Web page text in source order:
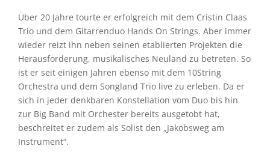
Über 20 Jahre tourte er erfolgreich mit dem Cristin Claas
Trio und dem Gitarrenduo Hands On Strings. Aber immer
wieder reizt ihn neben seinen etablierten Projekten die
Herausforderung, musikalisches Neuland zu betreten. So
ist er seit einigen Jahren ebenso mit dem 10String
Orchestra und dem Songland Trio live zu erleben. Da er
sich in jeder denkbaren Konstellation vom Duo bis hin
zur Big Band mit Orchester bereits ausgetobt hat,
beschreitet er zudem als Solist den „Jakobsweg am
Instrument“.